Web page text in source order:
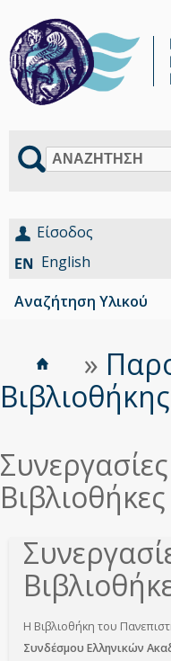
Αναζήτηση
Είσοδος
English
Αναζήτηση Υλικού
Breadcrumbs
Είστε
εδώ
»
Βιβλιοθήκης
Βιβλιοθήκες
Η Βιβλιοθήκη του
Συνδέσμου Ελληνικών